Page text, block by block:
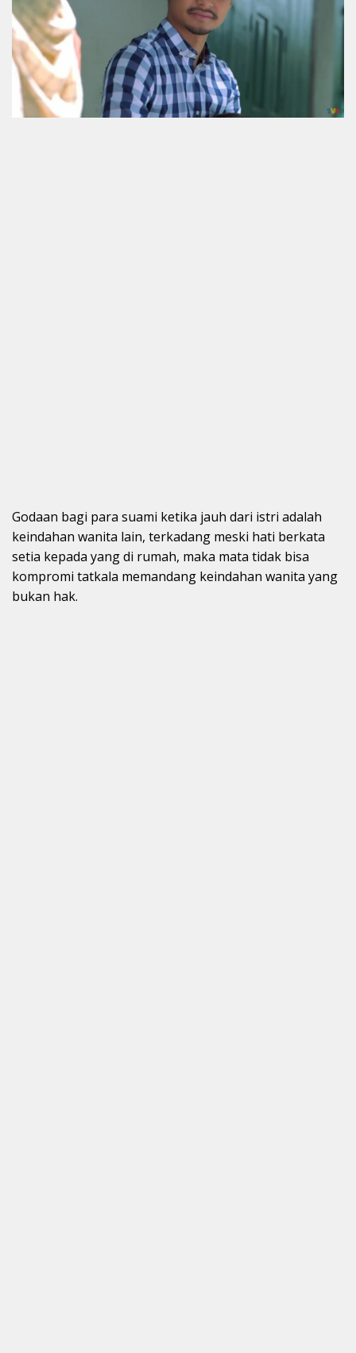
Godaan bagi para suami ketika jauh dari istri adalah
keindahan wanita lain, terkadang meski hati berkata
setia kepada yang di rumah, maka mata tidak bisa
kompromi tatkala memandang keindahan wanita yang
bukan hak.